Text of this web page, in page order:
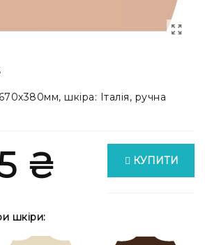
шкіра: Італія, ручна
₴ КУПИТИ
шкіри: